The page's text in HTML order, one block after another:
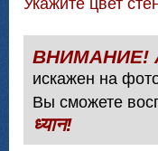
Укажите цвет
искажен на
Вы сможете
ध्यान!